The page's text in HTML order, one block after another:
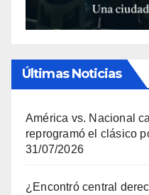
Últimas Noticias
América vs. Nacional
reprogramó el clásico
31/07/2026
¿Encontró central